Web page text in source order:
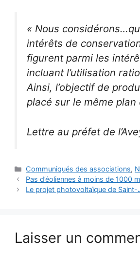
« Nous
intérêts de
figurent parmi les
incluant l’utilisation
Ainsi, l’objectif de
placé sur le même plan
Lettre au préfet de
Catégories
Communiqués des associations,
Pas d’éoliennes à moins de 1000
Le projet photovoltaïque de
Laisser un